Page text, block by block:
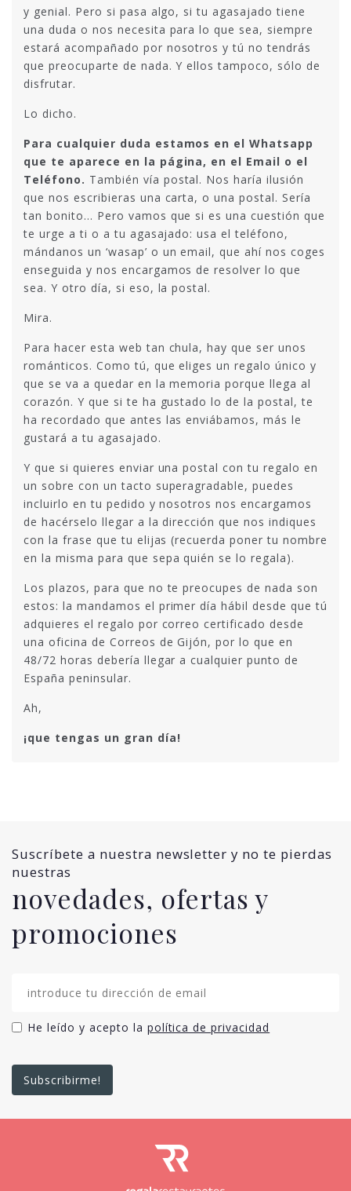
y genial. Pero si pasa algo, si tu agasajado tiene
una duda o nos necesita para lo que sea, siempre
estará acompañado por nosotros y tú no tendrás
que preocuparte de nada. Y ellos tampoco, sólo de
disfrutar.
Lo dicho.
Para cualquier duda estamos en el Whatsapp
que te aparece en la página, en el Email o el
Teléfono. También vía postal. Nos haría ilusión
que nos escribieras una carta, o una postal. Sería
tan bonito… Pero vamos que si es una cuestión que
te urge a ti o a tu agasajado: usa el teléfono,
mándanos un ‘wasap’ o un email, que ahí nos coges
enseguida y nos encargamos de resolver lo que
sea. Y otro día, si eso, la postal.
Mira.
Para hacer esta web tan chula, hay que ser unos
románticos. Como tú, que eliges un regalo único y
que se va a quedar en la memoria porque llega al
corazón. Y que si te ha gustado lo de la postal, te
ha recordado que antes las enviábamos, más le
gustará a tu agasajado.
Y que si quieres enviar una postal con tu regalo en
un sobre con un tacto superagradable, puedes
incluirlo en tu pedido y nosotros nos encargamos
de hacérselo llegar a la dirección que nos indiques
con la frase que tu elijas (recuerda poner tu nombre
en la misma para que sepa quién se lo regala).
Los plazos, para que no te preocupes de nada son
estos: la mandamos el primer día hábil desde que tú
adquieres el regalo por correo certificado desde
una oficina de Correos de Gijón, por lo que en
48/72 horas debería llegar a cualquier punto de
España peninsular.
Ah,
¡que tengas un gran día!
Suscríbete a nuestra newsletter y no te pierdas
nuestras
novedades, ofertas y
promociones
He leído y acepto la política de privacidad